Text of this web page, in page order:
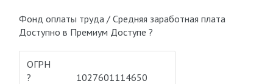
Фонд оплаты труда / Средняя заработная плата
Доступно в Премиум Доступе ?
ОГРН
?
1027601114650